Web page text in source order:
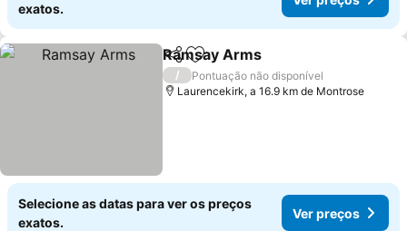
exatos.
PartilharAdicionar aos favoritos
Ramsay Arms
/
Pontuação não disponível
Laurencekirk, a 16.9 km de Montrose
Selecione as datas para ver os preços
exatos.
Ver preços